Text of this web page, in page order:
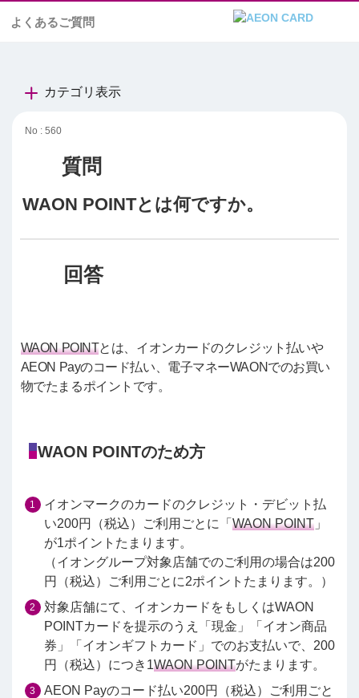
よくあるご質問
カテゴリ表示
No : 560
WAON POINTとは何ですか。
WAON POINTとは、イオンカードのクレジット払いや
AEON Payのコード払い、電子マネーWAONでのお買い
物でたまるポイントです。
WAON POINTのため方
イオンマークのカードのクレジット・デビット払
い200円（税込）ご利用ごとに「 WAON POINT」
が1ポイントたまります。
（イオングループ対象店舗でのご利用の場合は200
円（税込）ご利用ごとに2ポイントたまります。）
対象店舗にて、イオンカードをもしくはWAON
POINTカードを提示のうえ「現金」「イオン商品
券」「イオンギフトカード」でのお支払いで、200
円（税込）につき1WAON POINTがたまります。
AEON Payのコード払い200円（税込）ご利用ごと